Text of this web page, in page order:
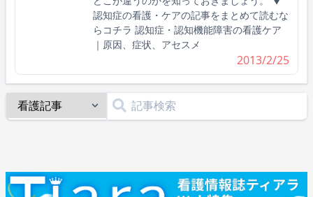
認知症の看護・ケアの記事をまとめて読むな
らコチラ 認知症・認知機能障害の看護ケア
｜原因、症状、アセスメ
2013/2/25